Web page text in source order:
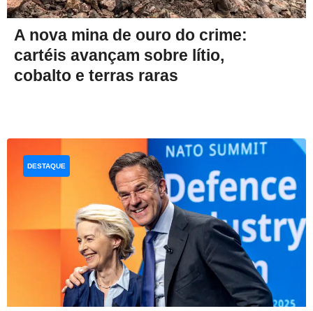
A nova mina de ouro do crime:
cartéis avançam sobre lítio,
cobalto e terras raras
DESTAQUE